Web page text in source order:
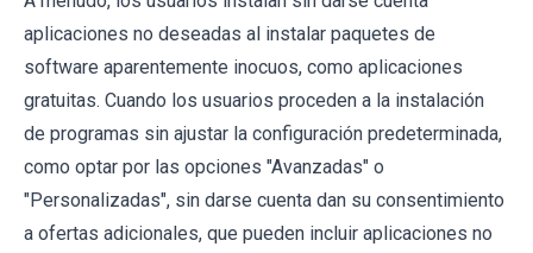
aplicaciones no deseadas al instalar paquetes de
software aparentemente inocuos, como aplicaciones
gratuitas. Cuando los usuarios proceden a la instalación
de programas sin ajustar la configuración predeterminada,
como optar por las opciones "Avanzadas" o
"Personalizadas", sin darse cuenta dan su consentimiento
a ofertas adicionales, que pueden incluir aplicaciones no